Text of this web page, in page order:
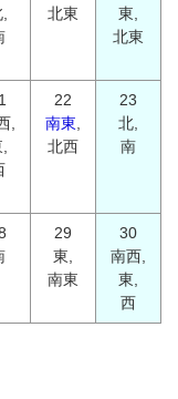
北東
東,
北東
,
22
南東
北西
23
北,
南
29
東,
南東
30
南西,
東,
西